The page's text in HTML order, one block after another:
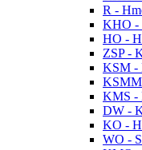
R -
KHO -
HO -
ZSP -
KSM -
KSMM
KMS -
DW -
KO -
WO -